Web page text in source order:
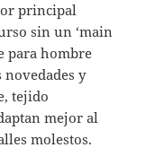
principal
sin un ‘main
para hombre
y
tejido
mejor al
molestos.